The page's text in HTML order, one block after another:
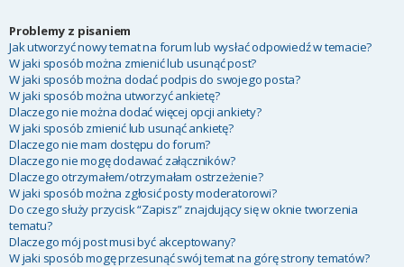
Problemy z pisaniem
Jak utworzyć nowy temat na forum lub wysłać odpowiedź w temacie?
W jaki sposób można zmienić lub usunąć post?
W jaki sposób można dodać podpis do swojego posta?
W jaki sposób można utworzyć ankietę?
Dlaczego nie można dodać więcej opcji ankiety?
W jaki sposób zmienić lub usunąć ankietę?
Dlaczego nie mam dostępu do forum?
Dlaczego nie mogę dodawać załączników?
Dlaczego otrzymałem/otrzymałam ostrzeżenie?
W jaki sposób można zgłosić posty moderatorowi?
Do czego służy przycisk “Zapisz” znajdujący się w oknie tworzenia
tematu?
Dlaczego mój post musi być akceptowany?
W jaki sposób mogę przesunąć swój temat na górę strony tematów?